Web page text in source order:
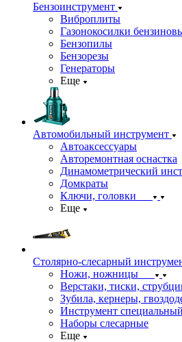
Бензоинструмент
Виброплиты
Газонокосилки
Бензопилы
Бензорезы
Генераторы
Еще
Автомобильный инструмент
Автоаксессуары
Авторемонтная оснастка
Динамометрический
Домкраты
Ключи, головки
Еще
Столярно-слесарный
Ножи, ножницы
Верстаки, тиски,
Зубила, кернеры,
Инструмент специальный
Наборы слесарные
Еще